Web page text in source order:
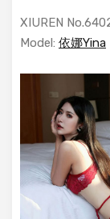
XIUREN
Model: 依娜Yina